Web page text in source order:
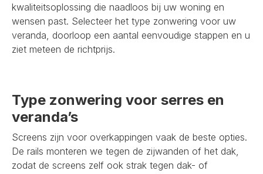
kwaliteitsoplossing die naadloos bij uw woning en
wensen past. Selecteer het type zonwering voor uw
veranda, doorloop een aantal eenvoudige stappen en u
ziet meteen de richtprijs.
Type zonwering voor serres en
veranda’s
Screens zijn voor overkappingen vaak de beste opties.
De rails monteren we tegen de zijwanden of het dak,
zodat de screens zelf ook strak tegen dak- of